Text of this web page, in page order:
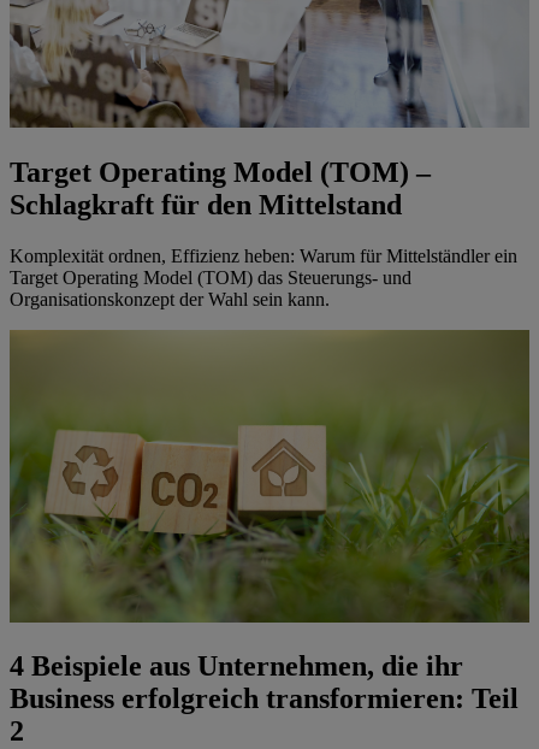
Target Operating Model (TOM) –
Schlagkraft für den Mittelstand
Komplexität ordnen, Effizienz heben: Warum für Mittelständler ein
Target Operating Model (TOM) das Steuerungs- und
Organisationskonzept der Wahl sein kann.
4 Beispiele aus Unternehmen, die ihr
Business erfolgreich transformieren: Teil
2